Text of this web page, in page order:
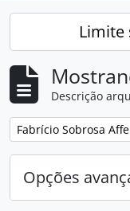
Limite
Descrição
Remover filtro:
Fabrício Sobrosa
Opções